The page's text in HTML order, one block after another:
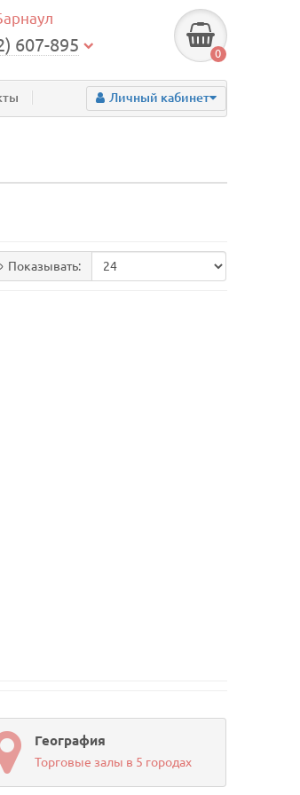
607-895 0
Личный кабинет
Показывать:
География
Торговые залы в 5 городах